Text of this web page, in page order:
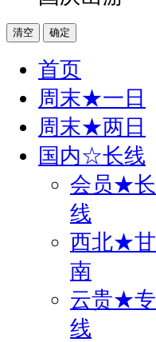
清空 确定
首页
周末★一日
周末★两日
国内☆长线
会员★长
线
西北★甘
南
云贵★专
线